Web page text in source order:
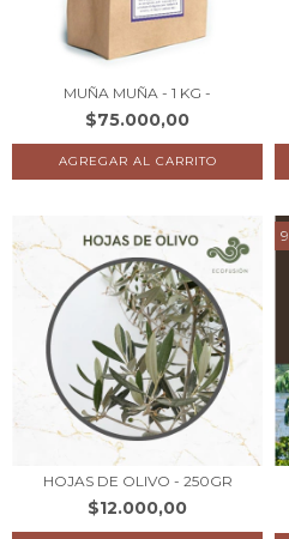
MUÑA MUÑA - 1 KG -
$75.000,00
HOJAS DE OLIVO - 250GR
$12.000,00
9